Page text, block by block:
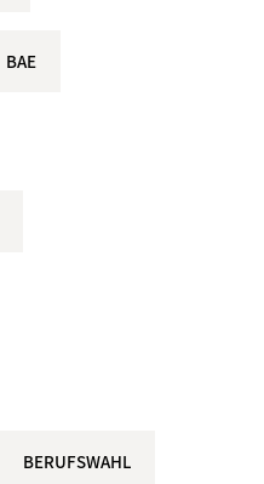
BAE
BERUFSWAHL